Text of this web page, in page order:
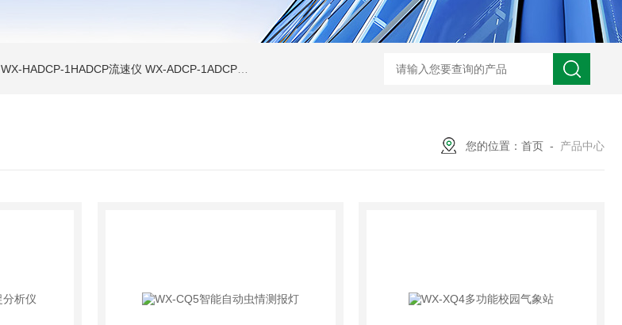
WX-HADCP-1HADCP流速仪 WX-ADCP-1ADCP流速仪 WX-ADCP-1走航式声学多普勒流速剖面仪 WX-NJD50交通能见度监测
您的位置： 首页 - 产品中心